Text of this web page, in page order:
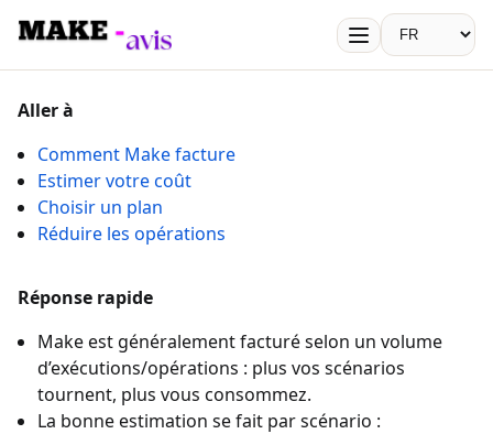
Make Avis Langue
Aller à
Comment Make facture
Estimer votre coût
Choisir un plan
Réduire les opérations
Réponse rapide
Make est généralement facturé selon un volume
d’exécutions/opérations : plus vos scénarios
tournent, plus vous consommez.
La bonne estimation se fait par scénario :